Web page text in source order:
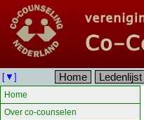
[▼] Home Ledenlijst
Home
Over co-counselen